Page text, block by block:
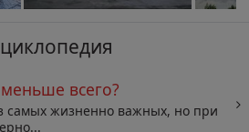
всего?
самых жизненно важных, но при